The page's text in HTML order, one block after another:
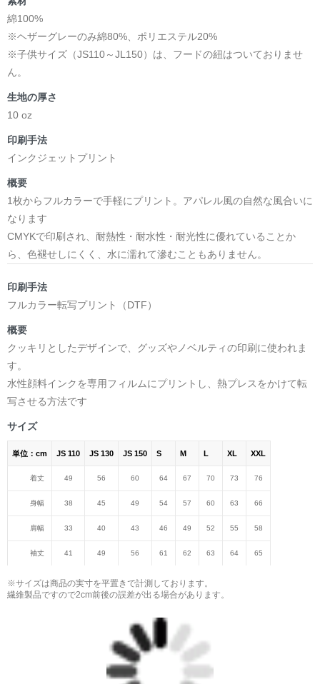
綿100%
※ヘザーグレーのみ綿80%、ポリエステル20%
※子供サイズ（JS110～JL150）は、フードの紐はついておりませ
ん。
生地の厚さ
10 oz
印刷手法
インクジェットプリント
概要
1枚からフルカラーで手軽にプリント。アパレル風の自然な風合いに
なります
CMYKで印刷され、耐熱性・耐水性・耐光性に優れていることか
ら、色褪せしにくく、水に濡れて滲むこともありません。
印刷手法
フルカラー転写プリント（DTF）
概要
クッキリとしたデザインで、グッズやノベルティの印刷に使われま
す。
水性顔料インクを専用フィルムにプリントし、熱プレスをかけて転
写させる方法です
サイズ
単位：cm JS 110 JS 130 JS 150 S M L XL XXL
着丈 49 56 60 64 67 70 73 76
身幅 38 45 49 54 57 60 63 66
肩幅 33 40 43 46 49 52 55 58
袖丈 41 49 56 61 62 63 64 65
※サイズは商品の実寸を平置きで計測しております。
繊維製品ですので2cm前後の誤差が出る場合があります。